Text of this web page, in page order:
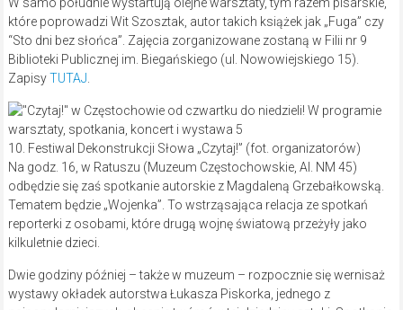
które poprowadzi Wit Szosztak, autor takich książek jak „Fuga” czy
“Sto dni bez słońca”. Zajęcia zorganizowane zostaną w Filii nr 9
Biblioteki Publicznej im. Biegańskiego (ul. Nowowiejskiego 15).
ZapisyTUTAJ
10. Festiwal Dekonstrukcji Słowa „Czytaj!” (fot. organizatorów)
Na godz. 16, w Ratuszu (Muzeum Częstochowskie, Al. NM 45)
odbędzie się zaś spotkanie autorskie z Magdaleną Grzebałkowską.
Tematem będzie „Wojenka”. To wstrząsająca relacja ze spotkań
reporterki z osobami, które drugą wojnę światową przeżyły jako
kilkuletnie dzieci.
Dwie godziny później – także w muzeum – rozpocznie się wernisaż
wystawy okładek autorstwa Łukasza Piskorka, jednego z